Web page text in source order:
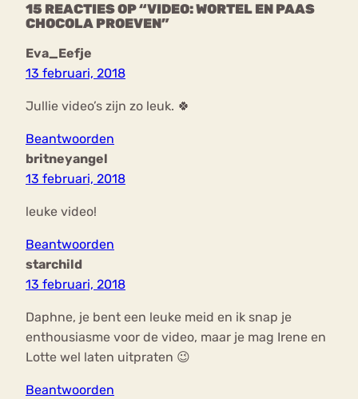
15 REACTIES OP “VIDEO: WORTEL EN PAAS
CHOCOLA PROEVEN”
Eva_Eefje
13 februari, 2018
Jullie video’s zijn zo leuk. 🍀
Beantwoorden
britneyangel
13 februari, 2018
leuke video!
Beantwoorden
starchild
13 februari, 2018
Daphne, je bent een leuke meid en ik snap je
enthousiasme voor de video, maar je mag Irene en
Lotte wel laten uitpraten 😉
Beantwoorden